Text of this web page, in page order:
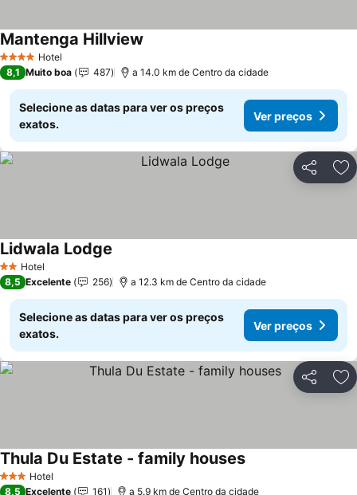
4 EstrelasHotel
Mantenga Hillview
8,1 Muito boa 487 a 14.0 km de Centro da cidade
Selecione as datas para ver os preços
exatos.
Ver preços
Partilhar
2 Estrelas
Hotel
Lidwala Lodge
8,5 Excelente 256 a 12.3 km de Centro da cidade
Selecione as datas para ver os preços
exatos.
Ver preços
Partilhar
3 EstrelasHotel
Thula Du Estate - family houses
8,5 Excelente 161 a 5.9 km de Centro da cidade